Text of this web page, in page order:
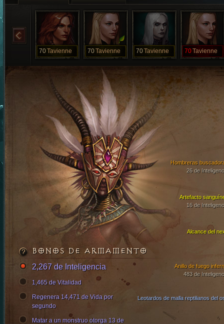
70Tavienne 70Tavienne 70Tavienne 70Tavienne
Artefacto
16 de
Alcance del
Hombreras
26 de
Leotardos de malla reptilianos del
Anillo de fuego
483 de
BONOS DE ARMAMENTO
2,267 de Inteligencia
1,465 de Vitalidad
Regenera 14,471 de Vida por
segundo
Matar a un monstruo otorga 13 de